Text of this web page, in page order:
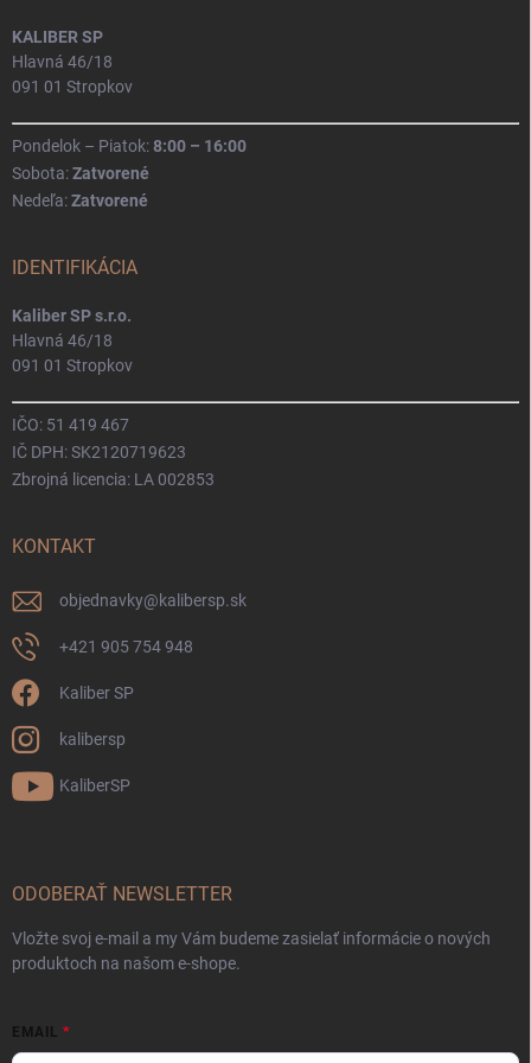
KALIBER SP
Hlavná 46/18
091 01 Stropkov
Pondelok – Piatok:8:00 – 16:00
Sobota:Zatvorené
Nedeľa:Zatvorené
IDENTIFIKÁCIA
Kaliber SP s.r.o.
Hlavná 46/18
091 01 Stropkov
IČO: 51 419 467
IČ DPH: SK2120719623
Zbrojná licencia: LA 002853
KONTAKT
objednavky@kalibersp.sk
+421 905 754 948
Kaliber SP
kalibersp
KaliberSP
ODOBERAŤ NEWSLETTER
Vložte svoj e-mail a my Vám budeme zasielať informácie o nových
produktoch na našom e-shope.
EMAIL